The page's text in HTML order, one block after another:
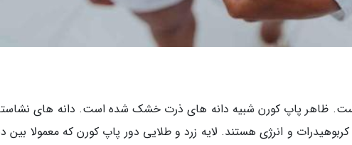
است. ظاهر پاپ کورن شبیه دانه های ذرت خشک شده است. دانه های
و انرژی هستند. لایه زرد و طلایی دور پاپ کورن که معمولا بین